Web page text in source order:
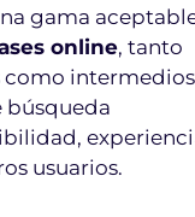
gama
online, tanto
como
búsqueda
usuarios.